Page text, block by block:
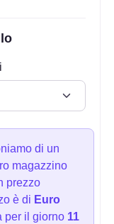
di un
magazzino
prezzo
è di Euro
per il giorno 11